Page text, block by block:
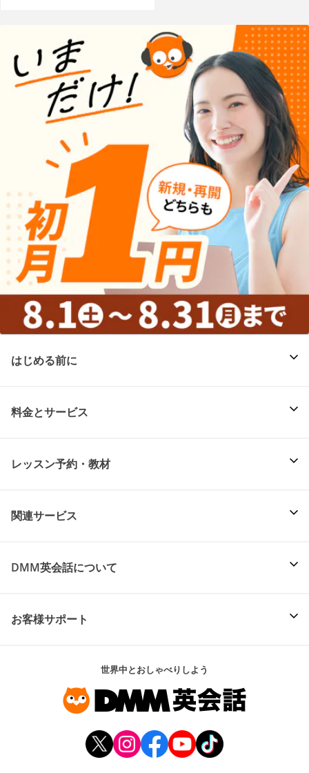
はじめる前に
料金とサービス
レッスン予約・教材
関連サービス
DMM英会話について
お客様サポート
世界中とおしゃべりしよう